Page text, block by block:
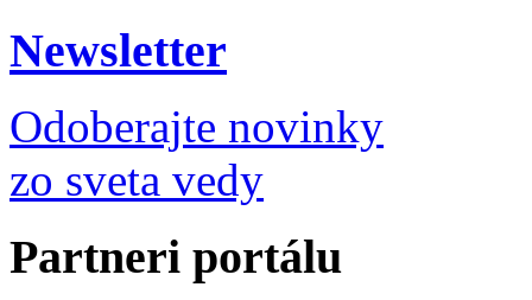
Newsletter
Odoberajte novinky
zo sveta vedy
Partneri portálu